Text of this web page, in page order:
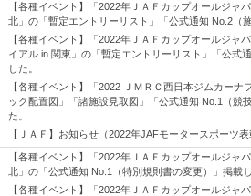
【各種イベント】「2022年ＪＡＦカップオールジャ
北」の「暫定エントリーリスト」「公式通知 No.2（
【各種イベント】「2022年ＪＡＦカップオールジャ
イアル in 関東」の「暫定エントリーリスト」「公式
した。
【各種イベント】「2022 ＪＭＲＣ西日本ジムカー
ック配置図」「諸施設見取図」「公式通知 No.1（競
た。
【ＪＡＦ】お知らせ（2022年JAFモータースポーツ
【各種イベント】「2022年ＪＡＦカップオールジャ
北」の「公式通知 No.1（特別規則書の変更）」掲載し
【各種イベント】「2022年ＪＡＦカップオールジャ